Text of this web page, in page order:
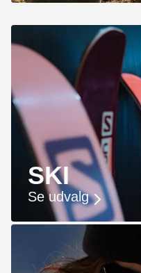
SKI
Se udvalg